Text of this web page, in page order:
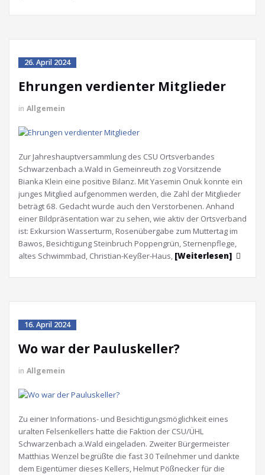
26. April 2024
Ehrungen verdienter Mitglieder
in Allgemein
Zur Jahreshauptversammlung des CSU Ortsverbandes
Schwarzenbach a.Wald in Gemeinreuth zog Vorsitzende
Bianka Klein eine positive Bilanz. Mit Yasemin Onuk konnte ein
junges Mitglied aufgenommen werden, die Zahl der Mitglieder
beträgt 68. Gedacht wurde auch den Verstorbenen. Anhand
einer Bildpräsentation war zu sehen, wie aktiv der Ortsverband
ist: Exkursion Wasserturm, Rosenübergabe zum Muttertag im
Bawos, Besichtigung Steinbruch Poppengrün, Sternenpflege,
altes Schwimmbad, Christian-Keyßer-Haus, [Weiterlesen]
16. April 2024
Wo war der Pauluskeller?
in Allgemein
Zu einer Informations- und Besichtigungsmöglichkeit eines
uralten Felsenkellers hatte die Faktion der CSU/ÜHL
Schwarzenbach a.Wald eingeladen. Zweiter Bürgermeister
Matthias Wenzel begrüßte die fast 30 Teilnehmer und dankte
dem Eigentümer dieses Kellers, Helmut Pößnecker für die